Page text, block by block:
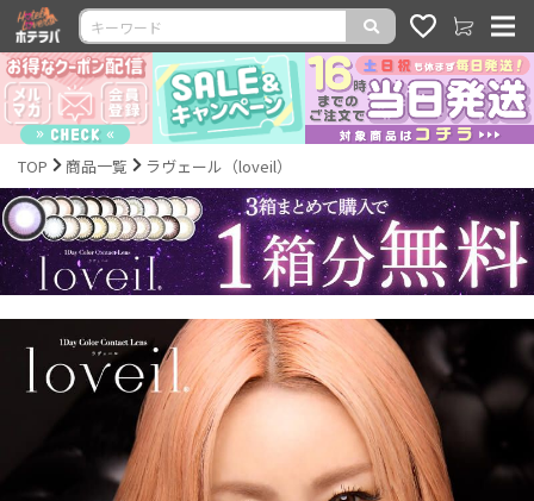
TOP 商品一覧 ラヴェール（loveil）